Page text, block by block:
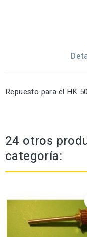
Repuesto para el HK
24 otros
categoría: